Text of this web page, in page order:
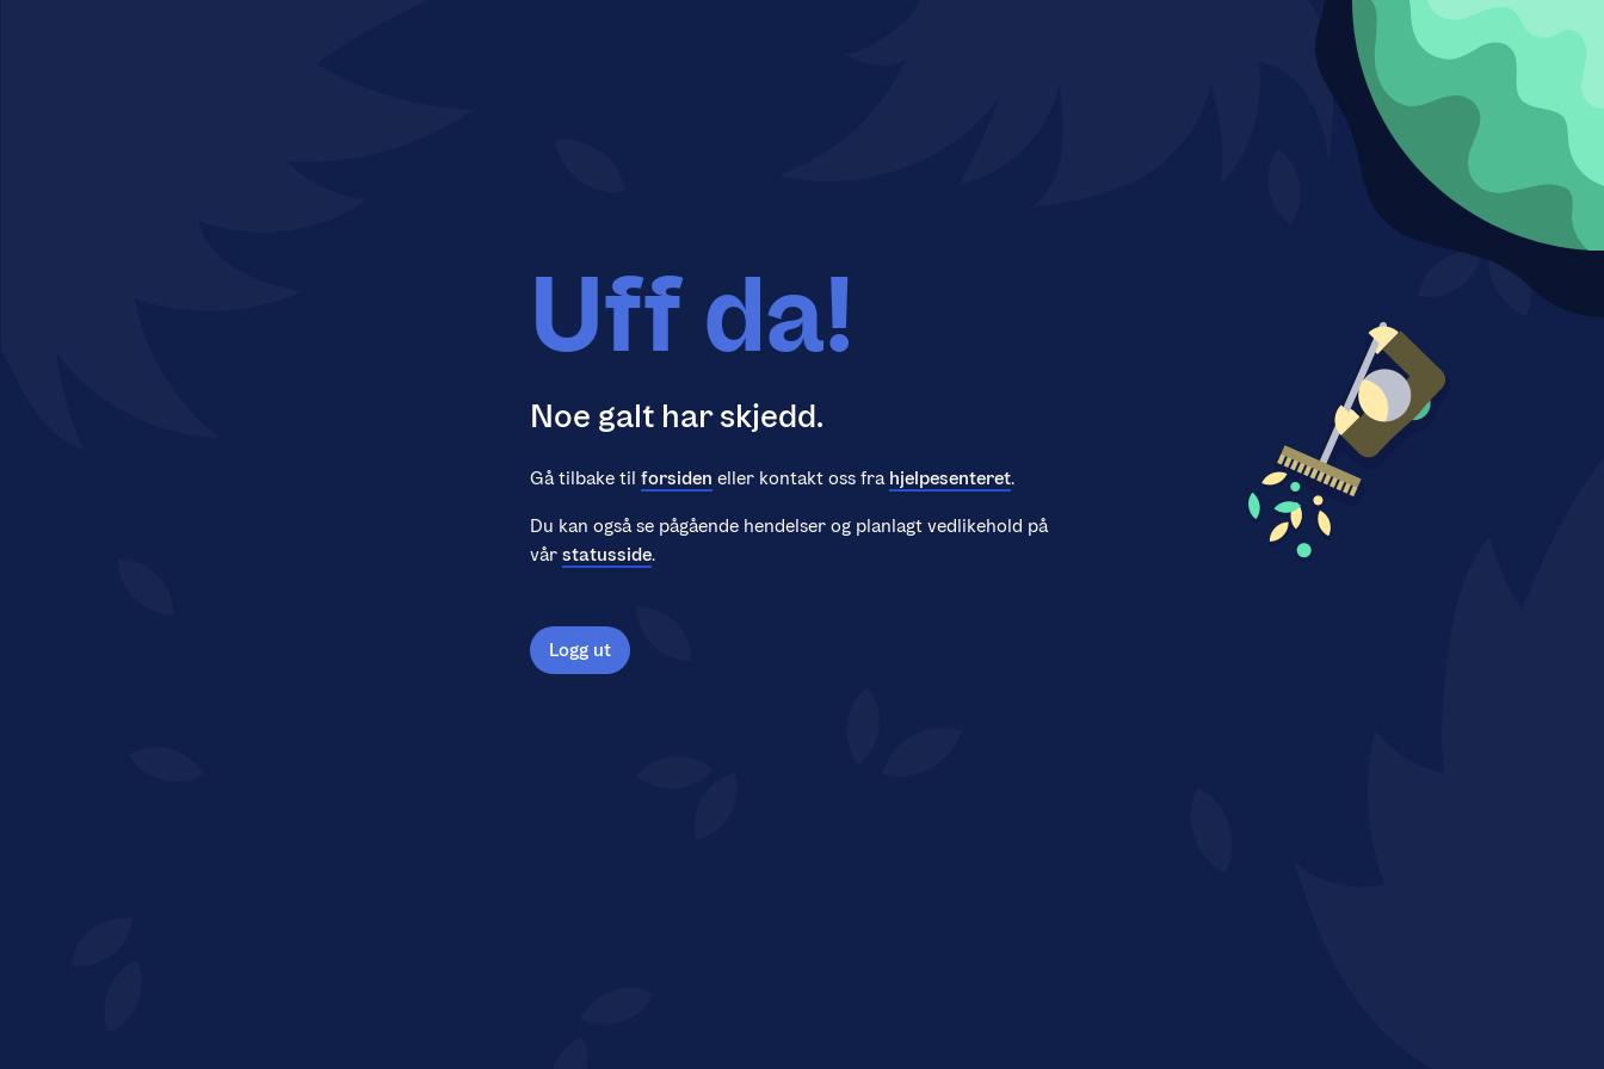
Uff da!
Noe galt har skjedd.
Gå tilbake til forsiden eller kontakt oss fra hjelpesenteret.
Du kan også se pågående hendelser og planlagt vedlikehold på
vår statusside.
Logg ut